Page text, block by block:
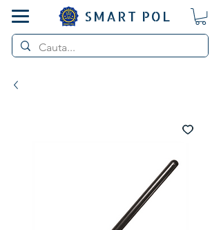
SMART POL